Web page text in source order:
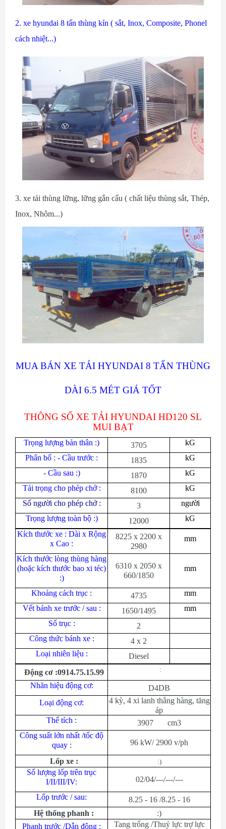
2. xe hyundai 8 tấn thùng kín ( sắt, Inox, Composite, Phonel
cách nhiệt...)
3. xe tải thùng lững, lững gắn cẩu ( chất liệu thùng sắt, Thép,
Inox, Nhôm...)
MUA BÁN XE TẢI HYUNDAI 8 TẤN THÙNG
DÀI 6.5 MÉT GIÁ TỐT
THÔNG SỐ XE TẢI HYUNDAI HD120 SL
MUI BẠT
Trọng lượng bản thân :) 3705
kG
Phân bố : - Cầu trước :
1835
kG
- Cầu sau :)
1870
kG
Tải trọng cho phép chở :
8100
kG
Số người cho phép chở :
3
người
Trọng lượng toàn bộ :)
12000
kG
Kích thước xe : Dài x Rộng
x Cao :
8225 x 2200 x
2980
mm
Kích thước lòng thùng hàng
(hoặc kích thước bao xi téc)
:)
6310 x 2050 x
660/1850
mm
Khoảng cách trục : 4735
mm
Vết bánh xe trước / sau :
1650/1495
mm
Số trục :
2
Công thức bánh xe :
4 x 2
Loại nhiên liệu :
Diesel
Động cơ :0914.75.15.99
:
Nhãn hiệu động cơ:
D4DB
Loại động cơ:
4 kỳ, 4 xi lanh thẳng hàng, tăng
áp
Thể tích :
3907 cm3
Công suất lớn nhất /tốc độ
quay :
96 kW/ 2900 v/ph
Lốp xe : :)
Số lượng lốp trên trục
I/II/III/IV:
02/04/---/---/---
Lốp trước / sau:
8.25 - 16 /8.25 - 16
Hệ thống phanh :
:)
Phanh trước /Dẫn động :
Tang trống /Thuỷ lực trợ lực